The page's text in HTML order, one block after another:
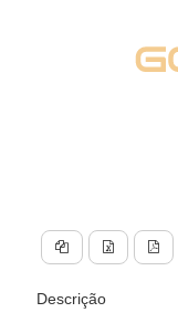
Descrição